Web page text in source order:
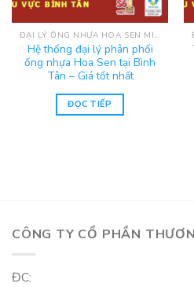
ĐẠI LÝ ỐNG NHỰA HOA SEN MIỀN NAM
Hệ thống đại lý phân phối
ống nhựa Hoa Sen tại Bình
Tân – Giá tốt nhất
ĐỌC TIẾP
CÔNG TY CỔ PHẦN
ĐC: